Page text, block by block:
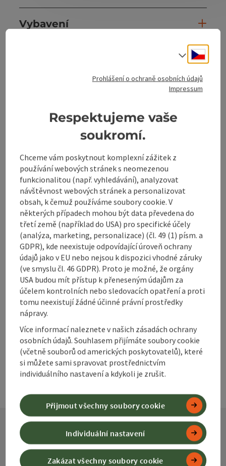
Vybavení
Chata Podrobnosti
Způsobilost
Bezbariérovost
Označit příspěvek
přejít na poznámky
Vytvořit PDF
Vytisknout
příspěvek
V okolí
Kontakt
Cesky
Volba
Prohlášení o ochraně osobních údajů
Impressum
Respektujeme vaše
soukromí.
Chceme vám poskytnout komplexní zážitek z
používání webových stránek s neomezenou
funkcionalitou (např. vyhledávání), analyzovat
návštěvnost webových stránek a personalizovat
obsah, k čemuž používáme soubory cookie. V
některých případech mohou být data převedena do
třetí země (například do USA) pro specifické účely
(analýza, marketing, personalizace) (čl. 49 (1) písm. a
GDPR), kde neexistuje odpovídající úroveň ochrany
údajů jako v EU nebo nejsou k dispozici vhodné záruky
(ve smyslu čl. 46 GDPR). Proto je možné, že orgány
USA budou mít přístup k přeneseným údajům za
účelem kontrolních nebo sledovacích opatření a proti
tomu neexistují žádné účinné právní prostředky
nápravy.
Více informací naleznete v našich zásadách ochrany
osobních údajů. Souhlasem přijímáte soubory cookie
(včetně souborů od amerických poskytovatelů), které
si můžete sami spravovat prostřednictvím
individuálního nastavení a kdykoli je zrušit.
Zakázat všechny soubory cookie
Individuální nastavení
Přijmout všechny soubory cookie